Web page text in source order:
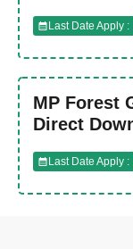
Last Date Apply :
MP Forest
Direct
Last Date Apply :